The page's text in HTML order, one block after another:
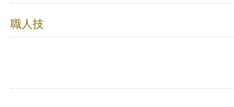
職人技